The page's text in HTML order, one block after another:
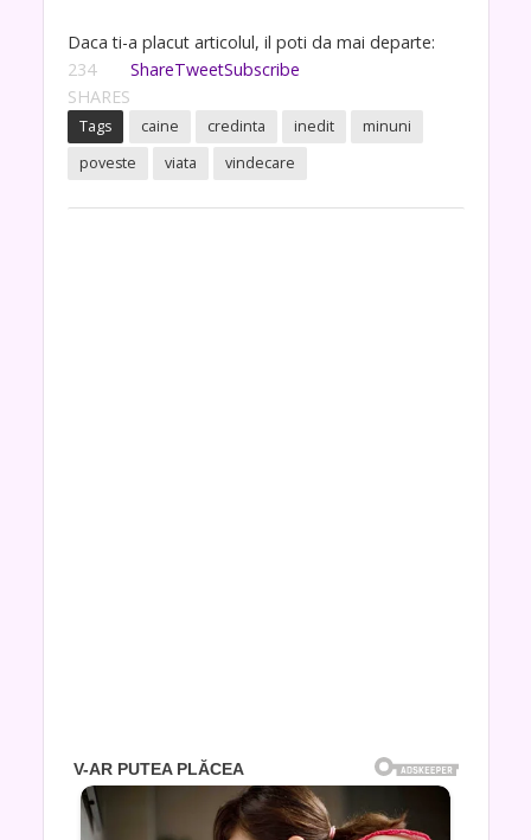
Daca ti-a placut articolul, il poti da mai departe:
234
SHARES
ShareTweetSubscribe
Tags caine credinta inedit
minuni
poveste
viata vindecare